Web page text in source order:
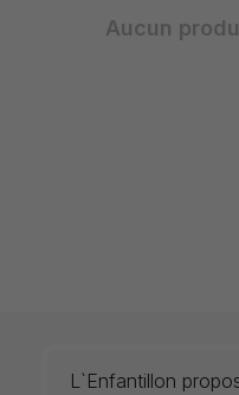
Aucun
L`Enfantillon